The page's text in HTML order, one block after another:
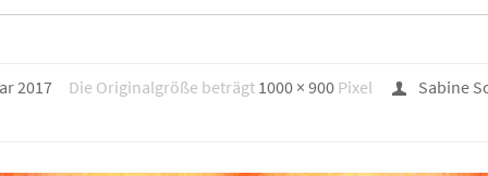
2017 Die Originalgröße beträgt 1000 × 900 Pixel Sabine